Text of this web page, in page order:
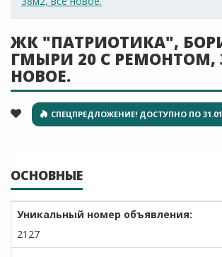
ЖК "ПАТРИОТИКА",
ГМЫРИ 20 С РЕМОНТОМ,
НОВОЕ.
СПЕЦПРЕДЛОЖЕНИЕ! ДОСТУПНО ПО
ОСНОВНЫЕ
Уникальный номер объявления:
2127